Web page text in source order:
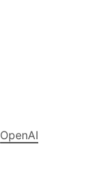
OpenAI